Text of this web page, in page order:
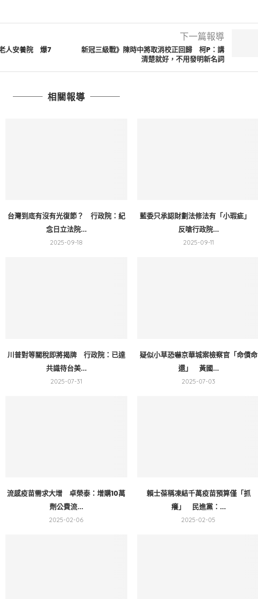
人安養院 爆7
下一篇報導
新冠三級戰》陳時中將取消校正回歸 柯P：講
清楚就好，不用發明新名詞
相關報導
台灣到底有沒有光復節？ 行政院：紀
念日立法院...
2025-09-18
藍委只承認財劃法修法有「小瑕疵」
反嗆行政院...
2025-09-11
川普對等關稅即將揭牌 行政院：已達
共識待台美...
2025-07-31
疑似小草恐嚇京華城案檢察官「命債命
還」 黃國...
2025-07-03
流感疫苗需求大增 卓榮泰：增購10萬
劑公費流...
2025-02-06
賴士葆稱凍結千萬疫苗預算僅「抓
癢」 民進黨：...
2025-02-05